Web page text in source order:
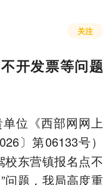
关注
开发票等问题
位《西部网网上
〕第06133号）
校东营镇报名点不
问题，我局高度重